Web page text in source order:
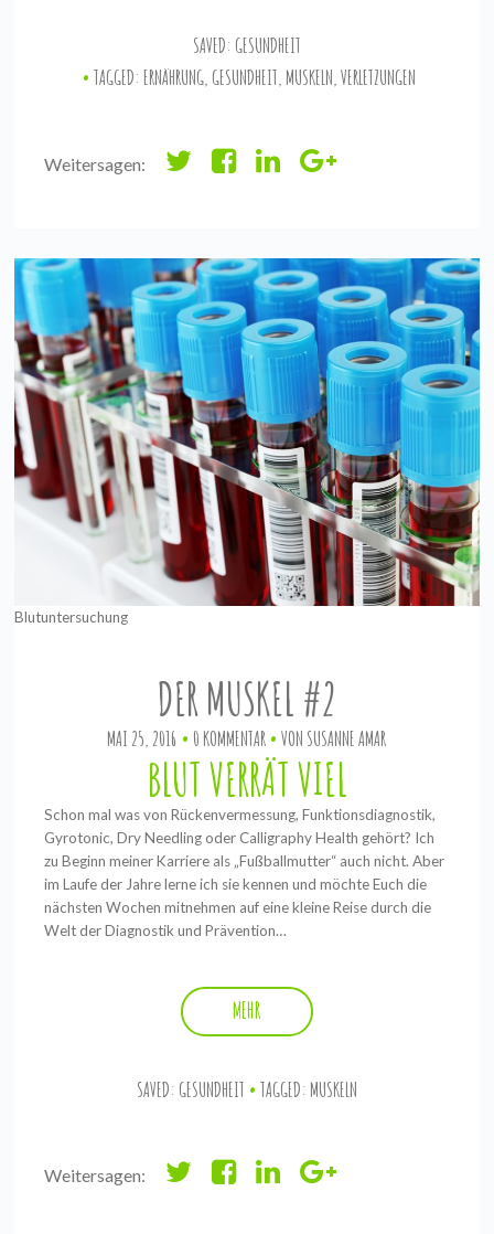
SAVED: GESUNDHEIT
TAGGED:ERNÄHRUNG, GESUNDHEIT, MUSKELN,VERLETZUNGEN
Weitersagen:
Blutuntersuchung
DER MUSKEL #2
MAI 25, 2016 0 KOMMENTAR VON SUSANNE AMAR
BLUT VERRÄT VIEL
Schon mal was von Rückenvermessung, Funktionsdiagnostik,
Gyrotonic, Dry Needling oder Calligraphy Health gehört? Ich
zu Beginn meiner Karriere als „Fußballmutter“ auch nicht. Aber
im Laufe der Jahre lerne ich sie kennen und möchte Euch die
nächsten Wochen mitnehmen auf eine kleine Reise durch die
Welt der Diagnostik und Prävention…
MEHR
SAVED: GESUNDHEIT TAGGED: MUSKELN
Weitersagen: